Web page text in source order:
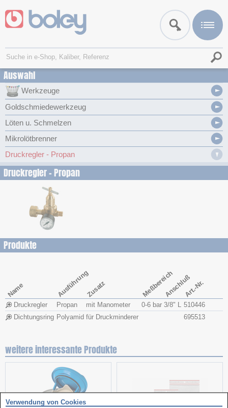
Auswahl
Werkzeuge
Goldschmiedewerkzeug
Löten u. Schmelzen
Mikrolötbrenner
Druckregler - Propan
Druckregler - Propan
Produkte
Name AusführungZusatz MeßbereichAnschlußArt.-Nr.
Druckregler Propan mit Manometer 0-6 bar 3/8" L 510446
Dichtungsring Polyamid für Druckminderer 695513
weitere interessante Produkte
Verwendung von Cookies